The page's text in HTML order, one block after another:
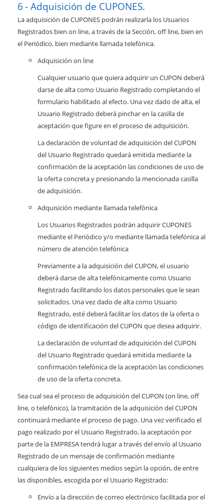
Adquisición de CUPONES.
La adquisición de CUPONES podrán realizarla los Usuarios
Registrados bien on line, a través de la Sección, off line, bien en
el Periódico, bien mediante llamada telefónica.
Adquisición on line
Cualquier usuario que quiera adquirir un CUPON deberá
darse de alta como Usuario Registrado completando el
formulario habilitado al efecto. Una vez dado de alta, el
Usuario Registrado deberá pinchar en la casilla de
aceptación que figure en el proceso de adquisición.
La declaración de voluntad de adquisición del CUPON
del Usuario Registrado quedará emitida mediante la
confirmación de la aceptación las condiciones de uso de
la oferta concreta y presionando la mencionada casilla
de adquisición.
Adquisición mediante llamada telefónica
Los Usuarios Registrados podrán adquirir CUPONES
mediante el Periódico y/o mediante llamada telefónica al
número de atención telefónica
Previamente a la adquisición del CUPON, el usuario
deberá darse de alta telefónicamente como Usuario
Registrado facilitando los datos personales que le sean
solicitados. Una vez dado de alta como Usuario
Registrado, esté deberá facilitar los datos de la oferta o
código de identificación del CUPON que desea adquirir.
La declaración de voluntad de adquisición del CUPON
del Usuario Registrado quedará emitida mediante la
confirmación telefónica de la aceptación las condiciones
de uso de la oferta concreta.
Sea cual sea el proceso de adquisición del CUPON (on line, off
line, o telefónico), la tramitación de la adquisición del CUPON
continuará mediante el proceso de pago. Una vez verificado el
pago realizado por el Usuario Registrado, la aceptación por
parte de la EMPRESA tendrá lugar a través del envío al Usuario
Registrado de un mensaje de confirmación mediante
cualquiera de los siguientes medios según la opción, de entre
las disponibles, escogida por el Usuario Registrado:
Envío a la dirección de correo electrónico facilitada por el